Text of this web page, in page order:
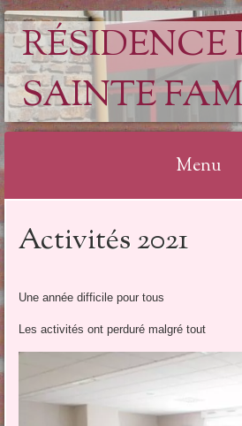
RÉSIDENCE
SAINTE
Menu
au
Activités 2021
Une année difficile pour tous
Les activités ont perduré malgré tout